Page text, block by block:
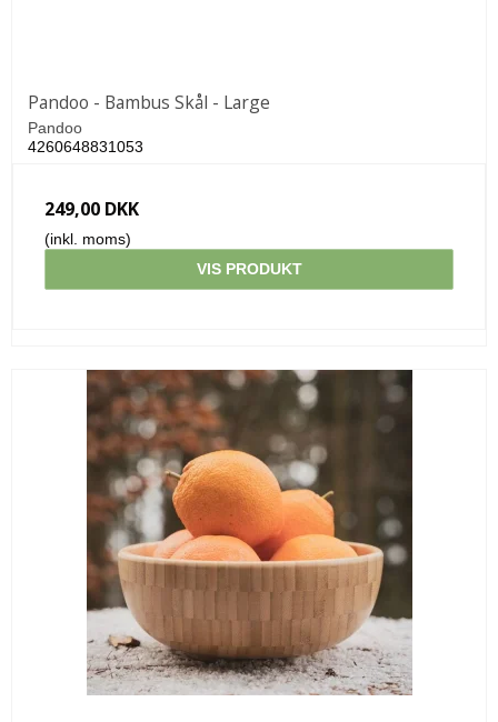
Pandoo - Bambus Skål - Large
Pandoo
4260648831053
249,00 DKK
(inkl. moms)
VIS PRODUKT